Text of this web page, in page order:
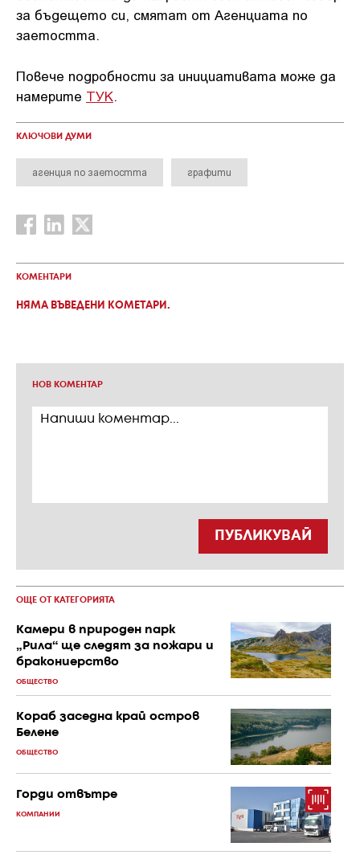
за бъдещето си, смятат от Агенциата по
заетостта.
Повече подробности за инициативата може да
намерите ТУК
КЛЮЧОВИ ДУМИ
агенция по заетостта графити
КОМЕНТАРИ
НЯМА ВЪВЕДЕНИ КОМЕТАРИ.
НОВ КОМЕНТАР
ПУБЛИКУВАЙ
ОЩЕ ОТ КАТЕГОРИЯТА
Камери в природен парк
„Рила“ ще следят за пожари и
бракониерство
ОБЩЕСТВО
Кораб заседна край остров
Белене
ОБЩЕСТВО
Горди отвътре
КОМПАНИИ